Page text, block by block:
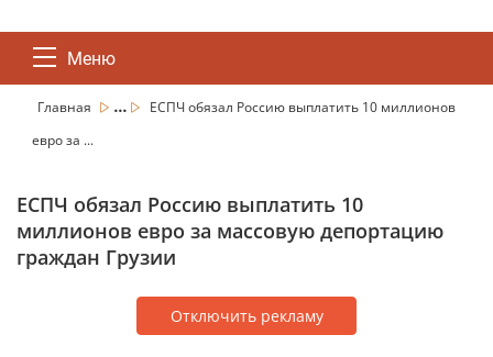
Меню
Главная ...
ЕСПЧ обязал Россию выплатить 10 миллионов
евро за ...
ЕСПЧ обязал Россию выплатить 10
миллионов евро за массовую депортацию
граждан Грузии
Отключить рекламу